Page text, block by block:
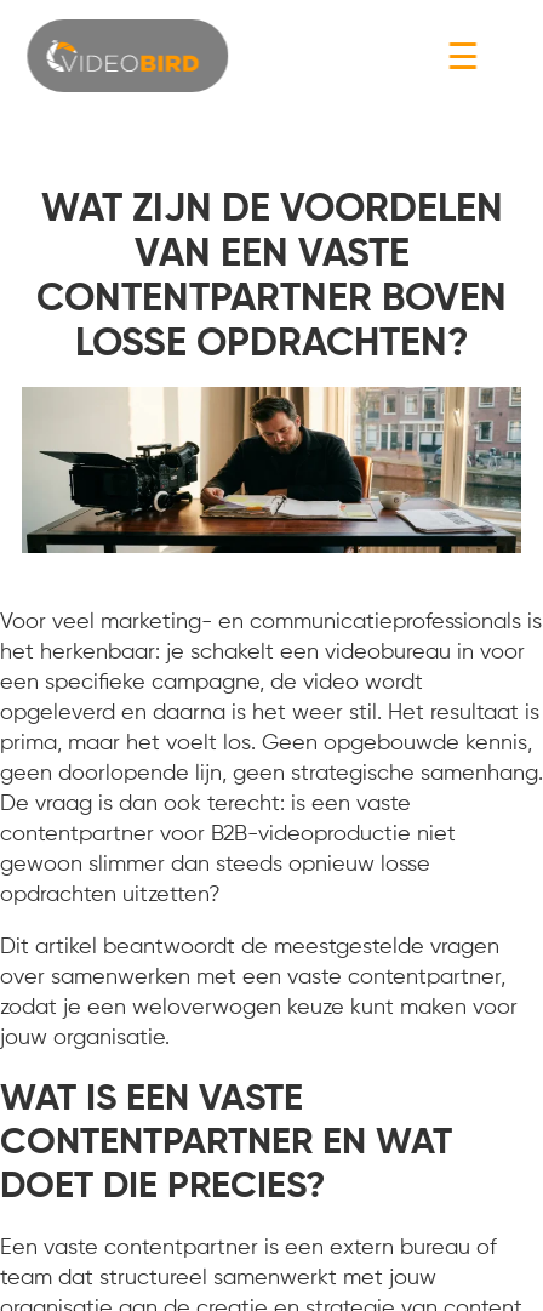
☰
WAT ZIJN DE VOORDELEN
VAN EEN VASTE
CONTENTPARTNER BOVEN
LOSSE OPDRACHTEN?
Voor veel marketing- en communicatieprofessionals is
het herkenbaar: je schakelt een videobureau in voor
een specifieke campagne, de video wordt
opgeleverd en daarna is het weer stil. Het resultaat is
prima, maar het voelt los. Geen opgebouwde kennis,
geen doorlopende lijn, geen strategische samenhang.
De vraag is dan ook terecht: is een vaste
contentpartner voor B2B-videoproductie niet
gewoon slimmer dan steeds opnieuw losse
opdrachten uitzetten?
Dit artikel beantwoordt de meestgestelde vragen
over samenwerken met een vaste contentpartner,
zodat je een weloverwogen keuze kunt maken voor
jouw organisatie.
WAT IS EEN VASTE
CONTENTPARTNER EN WAT
DOET DIE PRECIES?
Een vaste contentpartner is een extern bureau of
team dat structureel samenwerkt met jouw